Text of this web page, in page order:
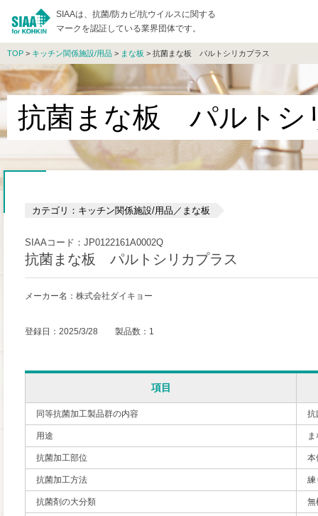
SIAAは、抗菌/防カビ/抗ウイルスに関する
マークを認証している業界団体です。
TOP > キッチン関係施設/用品 > まな板 > 抗菌まな板 パルトシリカプラス
抗菌まな板 パルト
カテゴリ：キッチン関係施設/用品／まな板
SIAAコード：JP0122161A0002Q
抗菌まな板 パルトシリカプラス
メーカー名：株式会社ダイキョー
登録日：2025/3/28 製品数：1
項目
同等抗菌加工製品群の内容 抗
用途
抗菌加工部位 本
抗菌加工方法 練
抗菌剤の大分類 無